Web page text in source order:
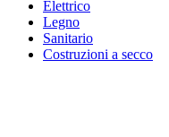
Elettrico
Legno
Sanitario
Costruzioni a secco